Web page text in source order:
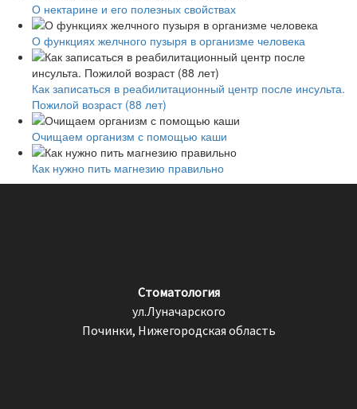
О нектарине и его полезных свойствах
О функциях желчного пузыря в организме человека
Как записаться в реабилитационный центр после инсульта.
Пожилой возраст (88 лет)
Очищаем организм с помощью каши
Как нужно пить магнезию правильно
Стоматология
ул.Луначарского
Починки, Нижегородская область